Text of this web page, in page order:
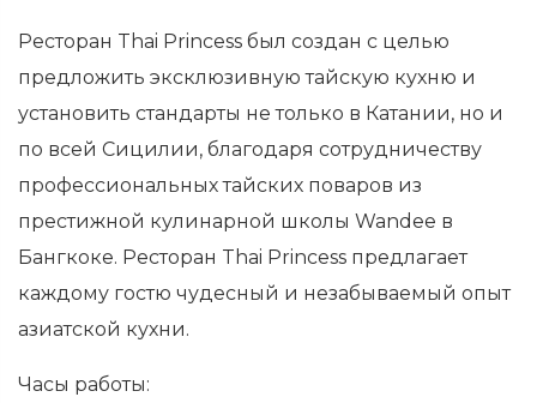
Ресторан Thai Princess был создан с целью
предложить эксклюзивную тайскую кухню и
установить стандарты не только в Катании, но и
по всей Сицилии, благодаря сотрудничеству
профессиональных тайских поваров из
престижной кулинарной школы Wandee в
Бангкоке. Ресторан Thai Princess предлагает
каждому гостю чудесный и незабываемый опыт
азиатской кухни.
Часы работы: